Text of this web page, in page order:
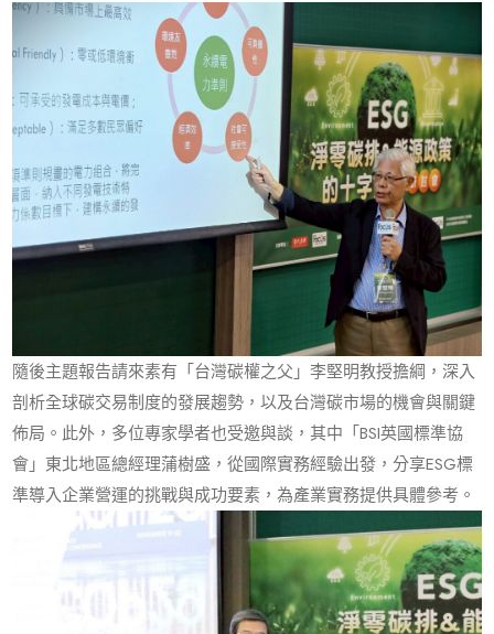
隨後主題報告請來素有「台灣碳權之父」李堅明教授擔綱，深入
剖析全球碳交易制度的發展趨勢，以及台灣碳市場的機會與關鍵
佈局。此外，多位專家學者也受邀與談，其中「BSI英國標準協
會」東北地區總經理蒲樹盛，從國際實務經驗出發，分享ESG標
準導入企業營運的挑戰與成功要素，為產業實務提供具體參考。